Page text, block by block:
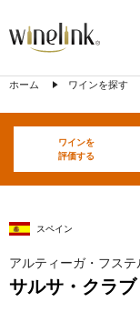
ホーム ワインを探す
ワインを
評価する
スペイン
アルティーガ・フステ
サルサ・クラ